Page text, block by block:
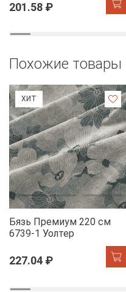
201.58 ₽
Похожие товары
ХИТ
Бязь Премиум 220 см
6739-1 Уолтер
227.04 ₽